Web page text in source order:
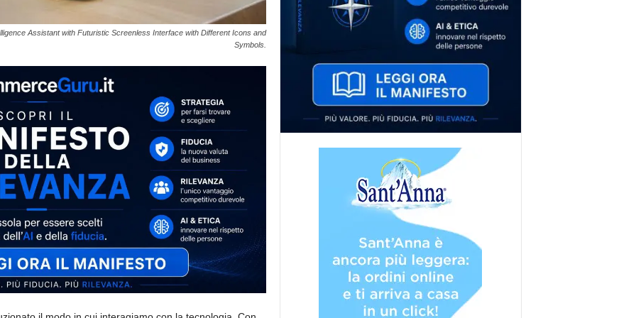
Assistant with Futuristic Screenless Interface with Different Icons and
Symbols.